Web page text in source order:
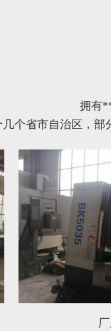
拥有
个省市自治区，